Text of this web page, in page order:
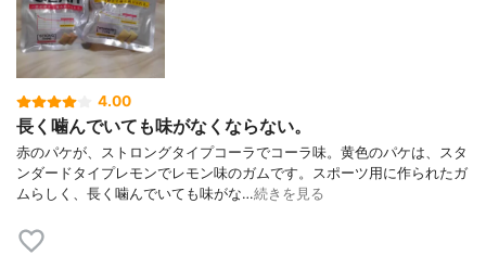
4.00
長く噛んでいても味がなくならない。
赤のパケが、ストロングタイプコーラでコーラ味。黄色のパケは、スタ
ンダードタイプレモンでレモン味のガムです。スポーツ用に作られたガ
ムらしく、長く噛んでいても味がな…続きを見る